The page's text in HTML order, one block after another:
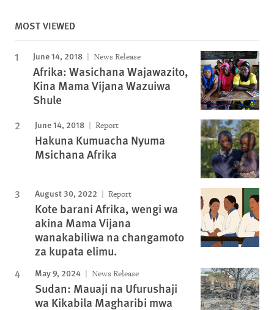
MOST VIEWED
June 14, 2018 News Release
Afrika: Wasichana Wajawazito,
Kina Mama Vijana Wazuiwa
Shule
June 14, 2018 Report
Hakuna Kumuacha Nyuma
Msichana Afrika
August 30, 2022 Report
Kote barani Afrika, wengi wa
akina Mama Vijana
wanakabiliwa na changamoto
za kupata elimu.
May 9, 2024 News Release
Sudan: Mauaji na Ufurushaji
wa Kikabila Magharibi mwa